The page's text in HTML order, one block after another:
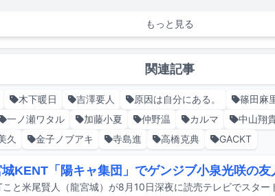
もっと見る
関連記事
木下暖日 吉澤要人 原因は自分にある。 篠田麻
一ノ瀬ワタル 加藤小夏 仲野温 カルマ 中山翔
久 金子ノブアキ 寺島進 高橋克典 GACKT
KENT「陽キャ集団」でゲンジブ小泉光咲の友